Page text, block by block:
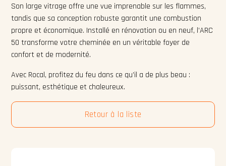
Son large vitrage offre une vue imprenable sur les flammes,
tandis que sa conception robuste garantit une combustion
propre et économique. Installé en rénovation ou en neuf, l’ARC
50 transforme votre cheminée en un véritable foyer de
confort et de modernité.
Avec Rocal, profitez du feu dans ce qu’il a de plus beau :
puissant, esthétique et chaleureux.
Retour à la liste